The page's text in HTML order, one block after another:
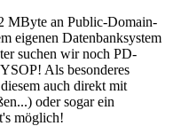
MByte an Public-Domain-
eigenen Datenbanksystem
suchen wir noch PD-
Als besonderes
auch direkt mit
oder sogar ein
möglich!